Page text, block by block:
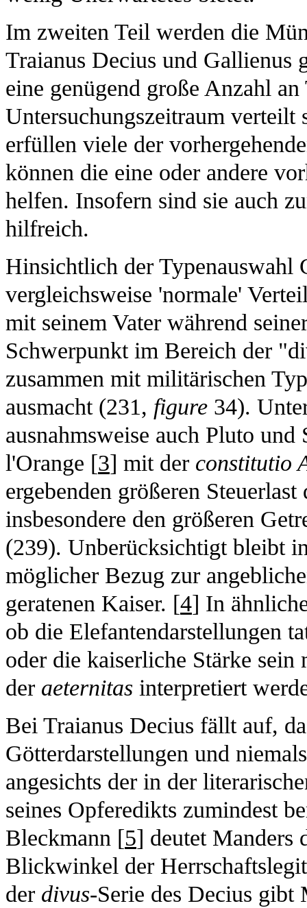
Im zweiten Teil werden die
Traianus Decius und Gallienus
eine genügend große Anzahl
Untersuchungszeitraum verteilt
erfüllen viele der
können die eine oder andere
helfen. Insofern sind sie auch
hilfreich.
Hinsichtlich der Typenauswahl
vergleichsweise 'normale'
mit seinem Vater während
Schwerpunkt im Bereich der
zusammen mit militärischen
ausmacht (231, figure 34).
ausnahmsweise auch Pluto
l'Orange [3] mit der constitutio
ergebenden größeren
insbesondere den größeren
(239). Unberücksichtigt bleibt
möglicher Bezug zur
geratenen Kaiser. [4] In
ob die Elefantendarstellungen
oder die kaiserliche Stärke sein
der aeternitas interpretiert
Bei Traianus Decius fällt auf,
Götterdarstellungen und
angesichts der in der
seines Opferedikts zumindest
Bleckmann [5] deutet Manders
Blickwinkel der
der divus-Serie des Decius gibt